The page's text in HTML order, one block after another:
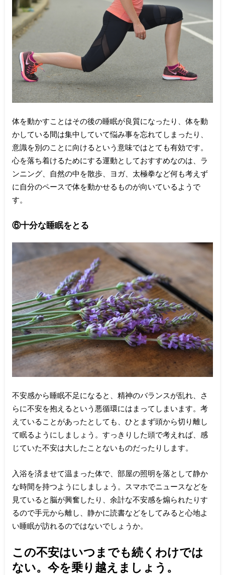
体を動かすことはその後の睡眠が良質になったり、体を動
かしている間は集中していて悩み事を忘れてしまったり、
意識を別のことに向けるという意味ではとても有効です。
心を落ち着けるためにする運動としておすすめなのは、ラ
ンニング、自然の中を散歩、ヨガ、太極拳など何も考えず
に自分のペースで体を動かせるものが向いているようで
す。
⑥十分な睡眠をとる
不安感から睡眠不足になると、精神のバランスが乱れ、さ
らに不安を抱えるという悪循環にはまってしまいます。考
えていることがあったとしても、ひとまず頭から切り離し
て眠るようにしましょう。すっきりした頭で考えれば、感
じていた不安は大したことないものだったりします。
入浴を済ませて温まった体で、部屋の照明を落として静か
な時間を持つようにしましょう。スマホでニュースなどを
見ていると脳が興奮したり、余計な不安感を煽られたりす
るので手元から離し、静かに読書などをしてみると心地よ
い睡眠が訪れるのではないでしょうか。
この不安はいつまでも続くわけでは
ない。今を乗り越えましょう。